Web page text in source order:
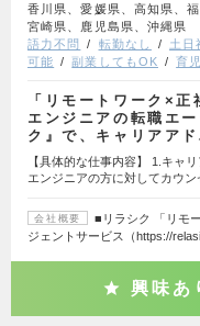
香川県、愛媛県、高知県、
宮崎県、鹿児島県、沖縄県
語力不問
転勤なし 土日
可能
副業してもOK 育
「リモートワーク×
エンジニアの転職エ
ク』で、キャリアア
【具体的な仕事内容】 1.キャ
エンジニアの方に対してカウ
会社概要
■リラシク 「リモ
ジェントサービス（https://
興味あ